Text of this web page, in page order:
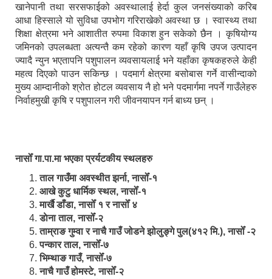
खानेपानी तथा सरसफाईको अवस्थालाई हेर्दा कुल जनसंख्याको करिब
आधा हिस्साले यो सुविधा उपभोग गरिराखेको अवस्था छ । स्वास्थ्य तथा
शिक्षा क्षेत्रमा भने आशातीत रुपमा विकाश हुन सकेको छैन । कृषियोग्य
जमिनको उपलब्धता अत्यन्तै कम रहेको कारण यहाँ कृषि उपज उत्पादन
ज्यादै न्युन भएतापनि पशुपालन व्यवसायलाई भने यहाँका कृषकहरुले केही
महत्व दिएको पाउन सकिन्छ । पदमार्ग क्षेत्रमा बसोबास गर्ने वासीन्दाको
मुख्य आम्दानीको श्रोत होटल व्यवसाय नै हो भने पदमार्गमा नपर्ने गाउँलेहरु
निर्वाहमुखी कृषि र पशुपालन गरी जीवनयापन गर्न बाध्य छन् ।
नासोँ गा.पा.मा भएका प्रर्यटकीय स्थलहरु
ताल गाउँमा अवस्थीत झर्ना, नासोँ-१
आखे कुटु धार्मिक स्थल, नासोँ-१
मार्खै डाँडा, नासोँ १ र नासोँ ४
डाेना ताल, नासोँ-२
ताम्राङ गुम्वा र नाचै गाउँ जोडने झोलुङ्गे पुल(४१२ मि.), नासोँ -२
पन्कार ताल, नासोँ-७
भिम्थाङ गाउँ, नासोँ-७
नाचै गाउँ होमस्टे, नासोँ-२